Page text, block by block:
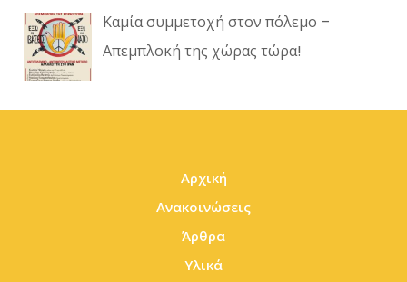
Καμία συμμετοχή στον πόλεμο –
Απεμπλοκή της χώρας τώρα!
Αρχική
Ανακοινώσεις
Άρθρα
Υλικά